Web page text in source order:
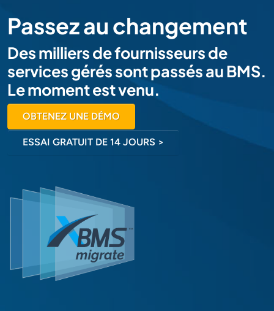
Passez au changement
Des milliers de fournisseurs de
services gérés sont passés au BMS.
Le moment est venu.
OBTENEZ UNE DÉMO
ESSAI GRATUIT DE 14 JOURS >